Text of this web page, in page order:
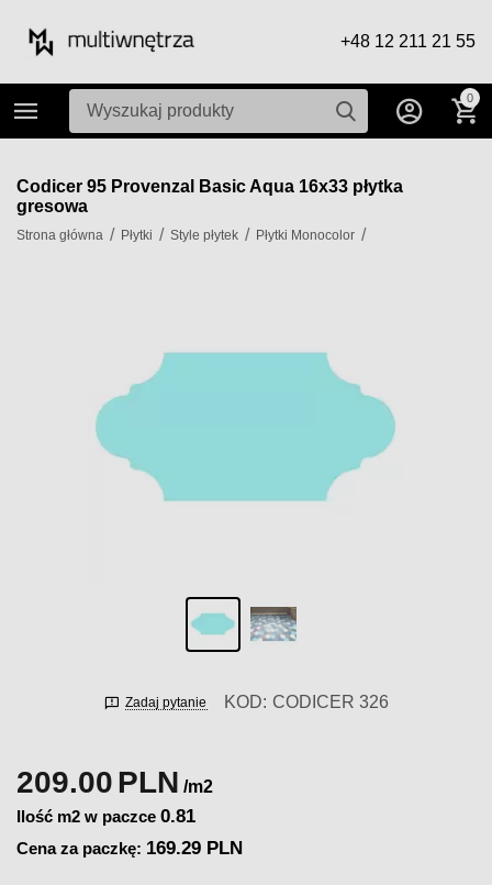
+48 12 211 21 55
0
Codicer 95 Provenzal Basic Aqua 16x33 płytka
gresowa
Strona główna / Płytki / Style płytek / Płytki Monocolor /
Zadaj pytanie KOD: CODICER 326
209.00PLN /m2
Ilość m2 w paczce 0.81
Cena za paczkę: 169.29 PLN